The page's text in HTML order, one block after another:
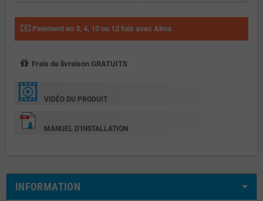
Paiement en 3, 4, 10 ou 12 fois avec Alma
Frais de livraison GRATUITS
VIDÉO DU PRODUIT
MANUEL D'INSTALLATION
INFORMATION